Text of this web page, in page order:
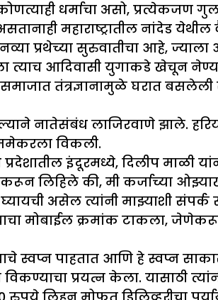
धर्माचा असो, प्रत्येकजण
महाराष्ट्रातील नांदेड
प्रथेच्या सुरुवातीचा आहे,
त्याच आदिवासी युगाकडे खेचून
तंत्रज्ञानामुळे घरात बसलेली
नातेसंबंध लाजिरवाणे झाले.
विकली.
इंदूरमध्ये, दिलीप माळी
लिहिले की, मी कर्जाच्या
असेल त्यांनी माझ्याशी संपर्क
मोबाईल क्रमांक टाकला,
स्वप्न पाहतात आणि हे स्वप्न
प्रयत्न केला. यासाठी